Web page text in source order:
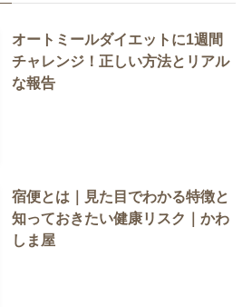
オートミールダイエットに1週間
チャレンジ！正しい方法とリアル
な報告
宿便とは｜見た目でわかる特徴と
知っておきたい健康リスク｜かわ
しま屋